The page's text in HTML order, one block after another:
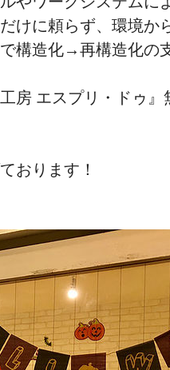
けに頼らず、環境か
構造化→再構造化の
房 エスプリ・ドゥ』
おります！